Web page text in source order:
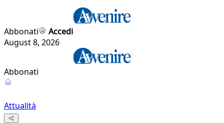
Abbonati
Accedi
August 8, 2026
Abbonati
Attualità